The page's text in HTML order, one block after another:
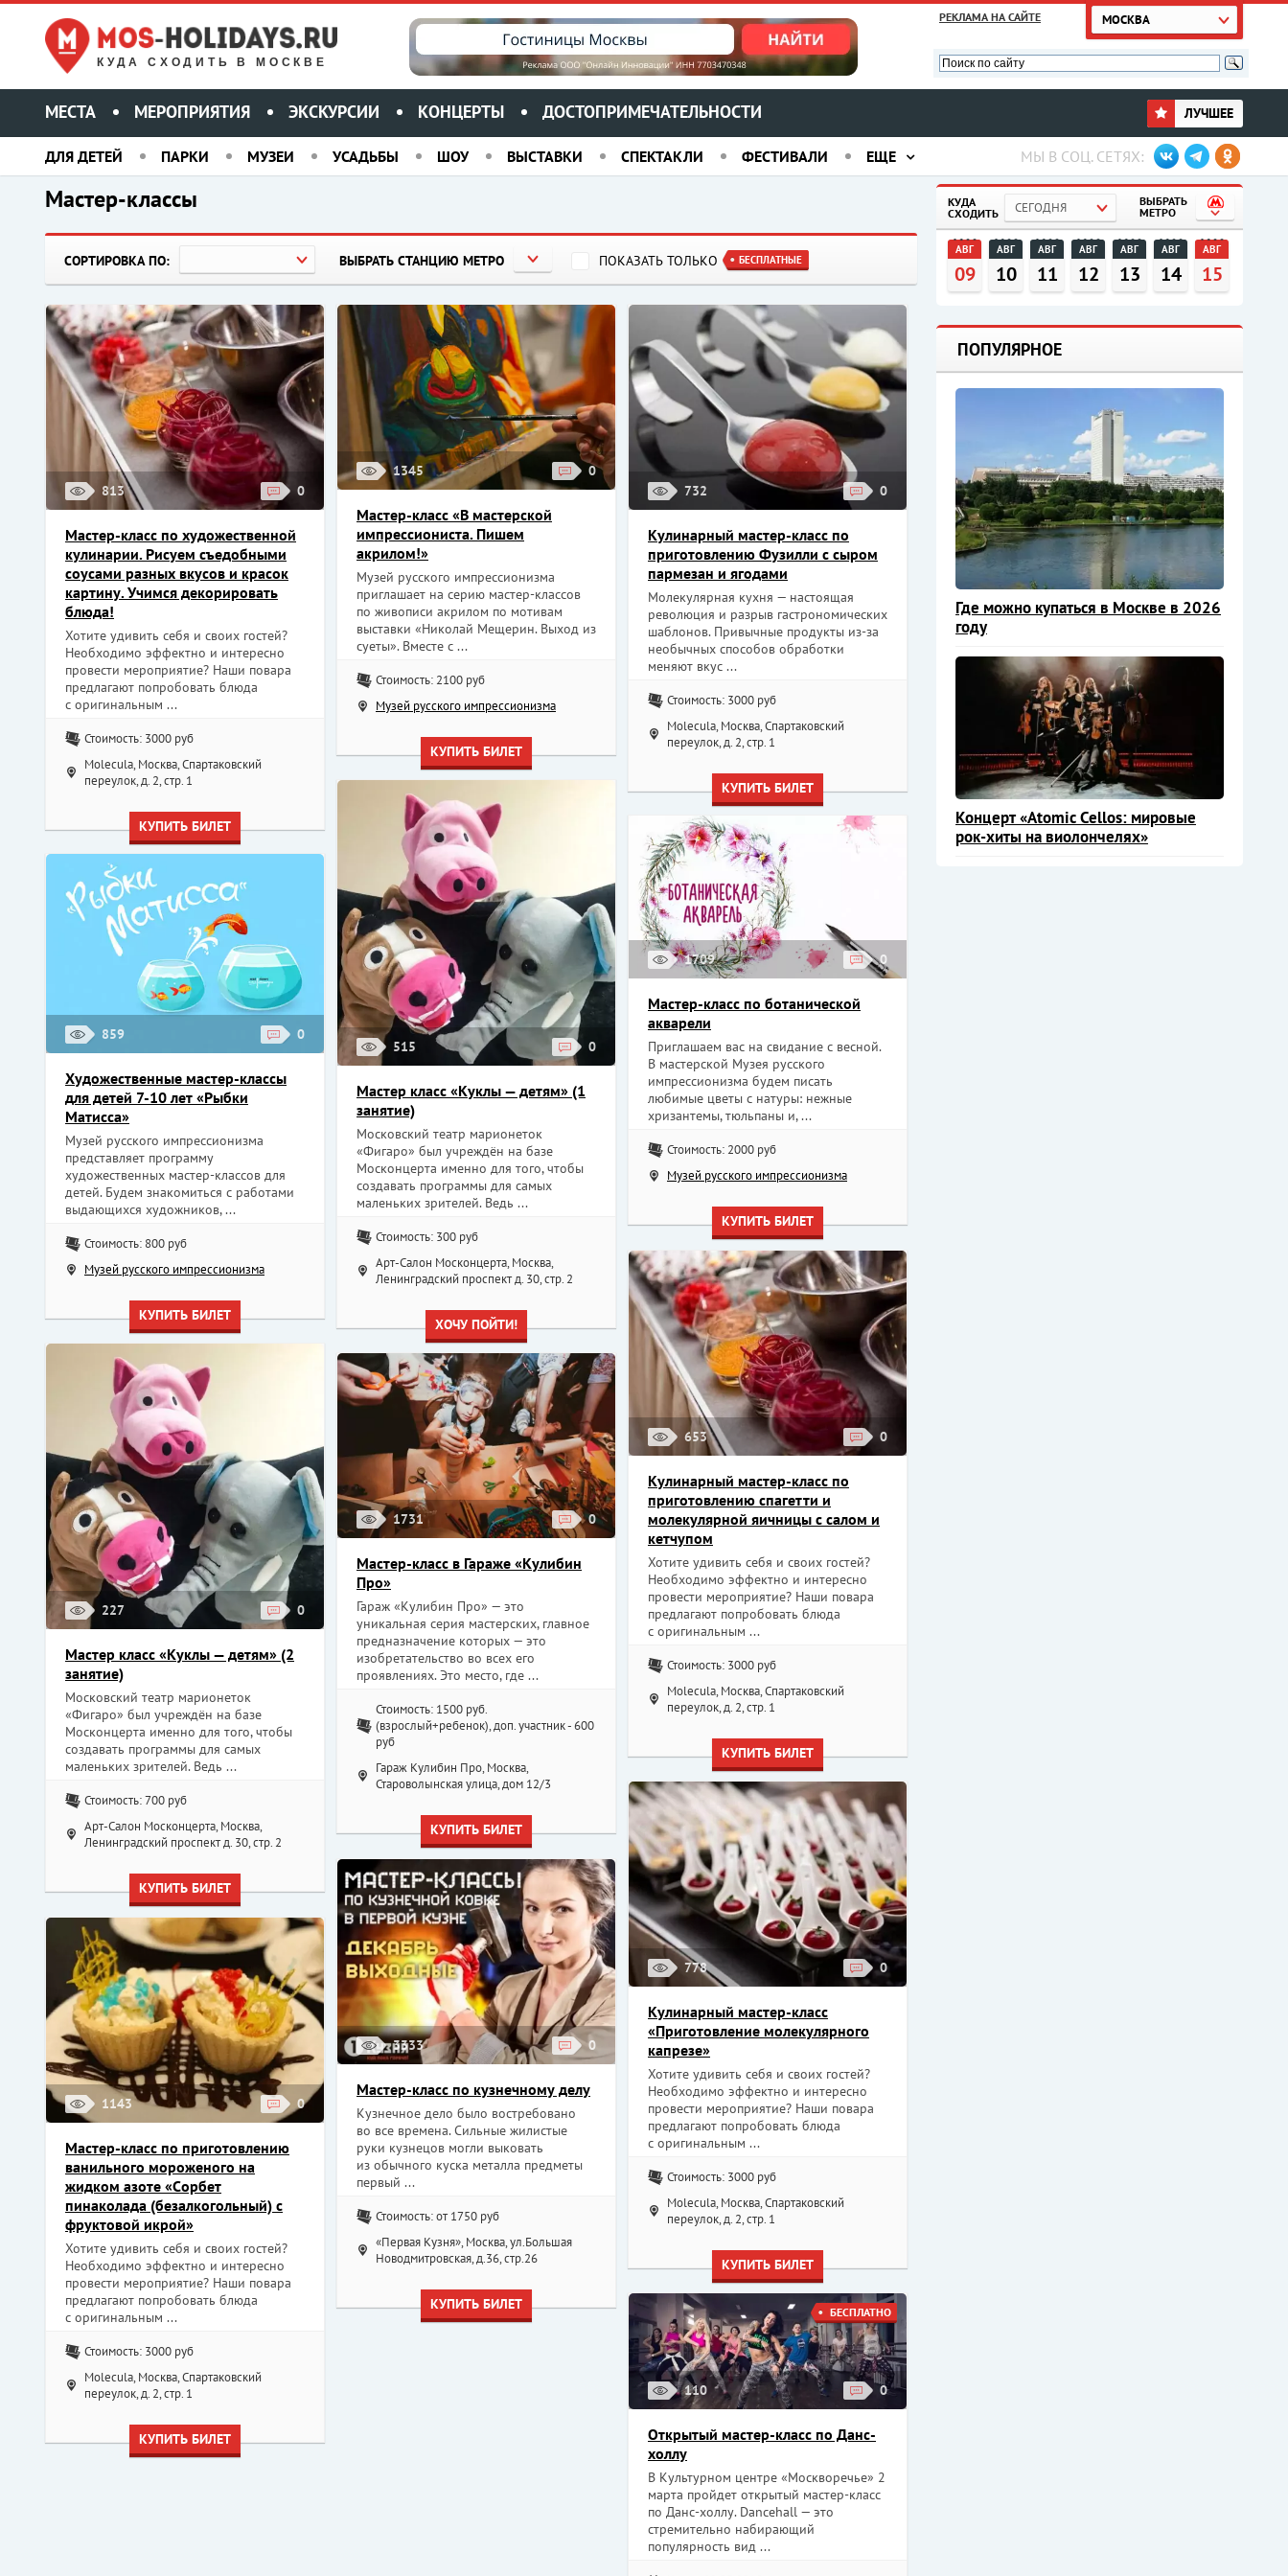
КУДА СХОДИТЬ В МОСКВЕ
РЕКЛАМА НА САЙТЕ МОСКВА
МЕСТА МЕРОПРИЯТИЯ ЭКСКУРСИИ КОНЦЕРТЫ ДОСТОПРИМЕЧАТЕЛЬНОСТИ ЛУЧШЕЕ
ДЛЯ ДЕТЕЙ ПАРКИ МУЗЕИ УСАДЬБЫ ШОУ ВЫСТАВКИ СПЕКТАКЛИ ФЕСТИВАЛИ ЕЩЕ МЫ В СОЦ. СЕТЯХ:
Мастер-классы
СОРТИРОВКА ПО: ВЫБРАТЬ СТАНЦИЮ МЕТРО ПОКАЗАТЬ ТОЛЬКО БЕСПЛАТНЫЕ
813 0
Мастер-класс по художественной
кулинарии. Рисуем съедобными
соусами разных вкусов и красок
картину. Учимся декорировать
блюда!
Хотите удивить себя и своих гостей?
Необходимо эффектно и интересно
провести мероприятие? Наши повара
предлагают попробовать блюда
с оригинальным ...
Стоимость: 3000 руб
Molecula, Москва, Спартаковский
переулок, д. 2, стр. 1
КУПИТЬ БИЛЕТ
1345 0
Мастер-класс «В мастерской
импрессиониста. Пишем
акрилом!»
Музей русского импрессионизма
приглашает на серию мастер-классов
по живописи акрилом по мотивам
выставки «Николай Мещерин. Выход из
суеты». Вместе с ...
Стоимость: 2100 руб
Музей русского импрессионизма
КУПИТЬ БИЛЕТ
732 0
Кулинарный мастер-класс по
приготовлению Фузилли с сыром
пармезан и ягодами
Молекулярная кухня — настоящая
революция и разрыв гастрономических
шаблонов. Привычные продукты из-за
необычных способов обработки
меняют вкус ...
Стоимость: 3000 руб
Molecula, Москва, Спартаковский
переулок, д. 2, стр. 1
КУПИТЬ БИЛЕТ
515 0
Мастер класс «Куклы — детям» (1
занятие)
Московский театр марионеток
«Фигаро» был учреждён на базе
Москонцерта именно для того, чтобы
создавать программы для самых
маленьких зрителей. Ведь ...
Стоимость: 300 руб
Арт-Салон Москонцерта, Москва,
Ленинградский проспект д. 30, стр. 2
ХОЧУ ПОЙТИ!
1709 0
Мастер-класс по ботанической
акварели
Приглашаем вас на свидание с весной.
В мастерской Музея русского
импрессионизма будем писать
любимые цветы с натуры: нежные
хризантемы, тюльпаны и, ...
Стоимость: 2000 руб
Музей русского импрессионизма
КУПИТЬ БИЛЕТ
859 0
Художественные мастер-классы
для детей 7-10 лет «Рыбки
Матисса»
Музей русского импрессионизма
представляет программу
художественных мастер-классов для
детей. Будем знакомиться с работами
выдающихся художников, ...
Стоимость: 800 руб
Музей русского импрессионизма
КУПИТЬ БИЛЕТ
653 0
Кулинарный мастер-класс по
приготовлению спагетти и
молекулярной яичницы с салом и
кетчупом
Хотите удивить себя и своих гостей?
Необходимо эффектно и интересно
провести мероприятие? Наши повара
предлагают попробовать блюда
с оригинальным ...
Стоимость: 3000 руб
Molecula, Москва, Спартаковский
переулок, д. 2, стр. 1
КУПИТЬ БИЛЕТ
227 0
Мастер класс «Куклы — детям» (2
занятие)
Московский театр марионеток
«Фигаро» был учреждён на базе
Москонцерта именно для того, чтобы
создавать программы для самых
маленьких зрителей. Ведь ...
Стоимость: 700 руб
Арт-Салон Москонцерта, Москва,
Ленинградский проспект д. 30, стр. 2
КУПИТЬ БИЛЕТ
1731 0
Мастер-класс в Гараже «Кулибин
Про»
Гараж «Кулибин Про» — это
уникальная серия мастерских, главное
предназначение которых — это
изобретательство во всех его
проявлениях. Это место, где ...
Стоимость: 1500 руб.
(взрослый+ребенок), доп. участник - 600
руб
Гараж Кулибин Про, Москва,
Староволынская улица, дом 12/3
КУПИТЬ БИЛЕТ
778 0
Кулинарный мастер-класс
«Приготовление молекулярного
капрезе»
Хотите удивить себя и своих гостей?
Необходимо эффектно и интересно
провести мероприятие? Наши повара
предлагают попробовать блюда
с оригинальным ...
Стоимость: 3000 руб
Molecula, Москва, Спартаковский
переулок, д. 2, стр. 1
КУПИТЬ БИЛЕТ
3333 0
Мастер-класс по кузнечному делу
Кузнечное дело было востребовано
во все времена. Сильные жилистые
руки кузнецов могли выковать
из обычного куска металла предметы
первый ...
Стоимость: от 1750 руб
«Первая Кузня», Москва, ул.Большая
Новодмитровская, д.36, стр.26
КУПИТЬ БИЛЕТ
1143 0
Мастер-класс по приготовлению
ванильного мороженого на
жидком азоте «Cорбет
пинаколада (безалкогольный) с
фруктовой икрой»
Хотите удивить себя и своих гостей?
Необходимо эффектно и интересно
провести мероприятие? Наши повара
предлагают попробовать блюда
с оригинальным ...
Стоимость: 3000 руб
Molecula, Москва, Спартаковский
переулок, д. 2, стр. 1
КУПИТЬ БИЛЕТ
110 0
БЕСПЛАТНО
Открытый мастер-класс по Данс-
холлу
В Культурном центре «Москворечье» 2
марта пройдет открытый мастер-класс
по Данс-холлу. Dancehall — это
стремительно набирающий
популярность вид ...
КУДА
СХОДИТЬ
СЕГОДНЯ
ВЫБРАТЬ
МЕТРО
АВГ
09
АВГ
10
АВГ
11
АВГ
12
АВГ
13
АВГ
14
АВГ
15
ПОПУЛЯРНОЕ
Где можно купаться в Москве в 2026
году
Концерт «Atomic Cellos: мировые
рок-хиты на виолончелях»